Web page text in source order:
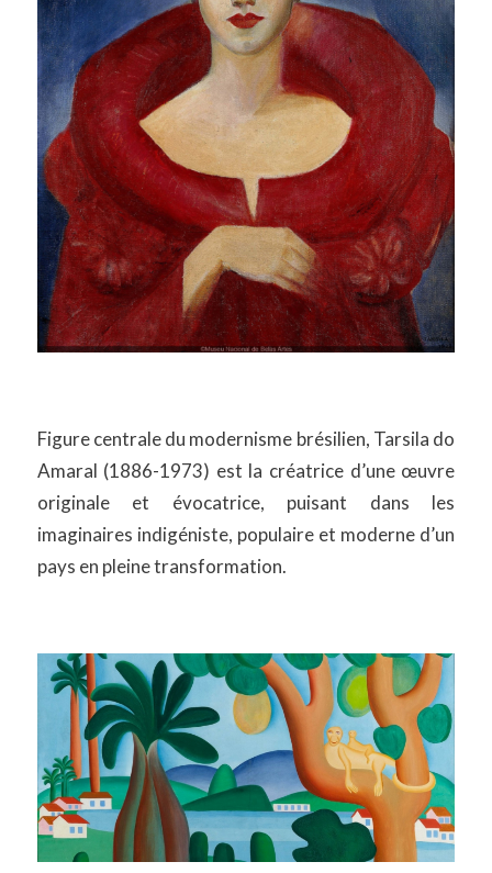
Figure centrale du modernisme brésilien, Tarsila do
Amaral (1886-1973) est la créatrice d’une œuvre
originale et évocatrice, puisant dans les
imaginaires indigéniste, populaire et moderne d’un
pays en pleine transformation.